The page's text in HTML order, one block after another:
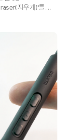
지우개)'를
분에 디지털
이도 펜을 뒤집어
환경에 그대로
스위치 버튼 자주
다. ..